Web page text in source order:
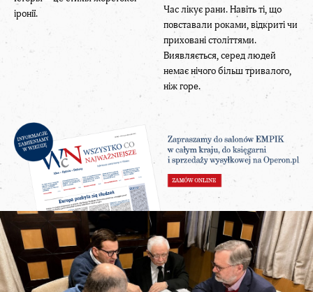
іронії.
Час лікує рани. Навіть ті, що
повставали роками, відкриті чи
приховані століттями.
Виявляється, серед людей
немає нічого більш тривалого,
ніж горе.